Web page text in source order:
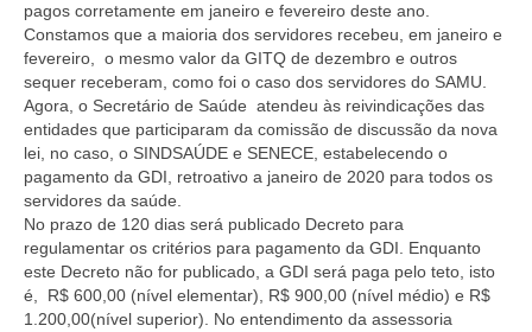
pagos corretamente em janeiro e fevereiro deste ano.
Constamos que a maioria dos servidores recebeu, em janeiro e
fevereiro, o mesmo valor da GITQ de dezembro e outros
sequer receberam, como foi o caso dos servidores do SAMU.
Agora, o Secretário de Saúde atendeu às reivindicações das
entidades que participaram da comissão de discussão da nova
lei, no caso, o SINDSAÚDE e SENECE, estabelecendo o
pagamento da GDI, retroativo a janeiro de 2020 para todos os
servidores da saúde.
No prazo de 120 dias será publicado Decreto para
regulamentar os critérios para pagamento da GDI. Enquanto
este Decreto não for publicado, a GDI será paga pelo teto, isto
é, R$ 600,00 (nível elementar), R$ 900,00 (nível médio) e R$
1.200,00(nível superior). No entendimento da assessoria